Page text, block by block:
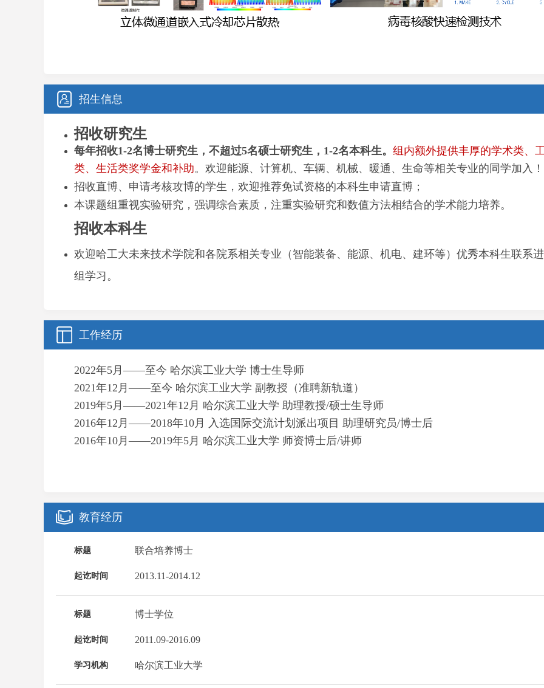
招生信息
招收研究生
每年招收1-2名博士研究生，不超过5名硕士研究生，1-2名本科生。 组内额外提供丰厚的学术类、
类、生活类奖学金和补助。 欢迎能源、计算机、车辆、机械、 暖通、生命等相关专业的同学加入！
招收直博、申请考核攻博的学生，欢迎推荐免试资格的本科生申请直博；
本课题组重视实验研究，强调综合素质，注重实验研究和数值方法相结合的学术能力培养。
招收本科生
欢迎哈工大未来技术学院和各院系相关专业（智能装备、能源、机电、建环等）优秀本科生联系
组学习。
工作经历
2022年5月——至今 哈尔滨工业大学 博士生导师
2021年12月——至今 哈尔滨工业大学 副教授（准聘新轨道）
2019年5月——2021年12月 哈尔滨工业大学 助理教授/硕士生导师
2016年12月——2018年10月 入选国际交流计划派出项目 助理研究员/博士后
2016年10月——2019年5月 哈尔滨工业大学 师资博士后/讲师
教育经历
标题 联合培养博士
起讫时间 2013.11-2014.12
标题 博士学位
起讫时间 2011.09-2016.09
学习机构 哈尔滨工业大学